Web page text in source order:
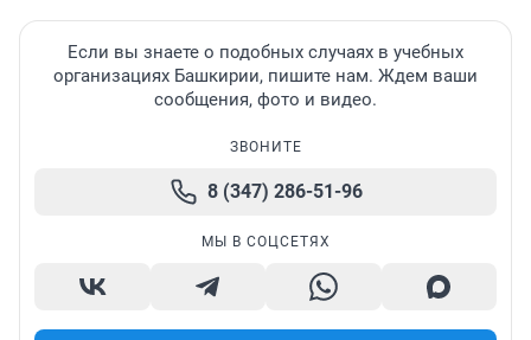
Если вы знаете о подобных случаях в учебных
организациях Башкирии, пишите нам. Ждем ваши
сообщения, фото и видео.
ЗВОНИТЕ
8 (347) 286-51-96
МЫ В СОЦСЕТЯХ